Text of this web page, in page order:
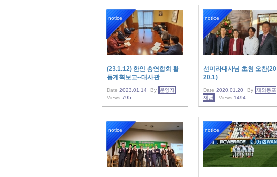
notice
(23.1.12) 한인 총연합회 활
동계획보고--대사관
Date 2023.01.14 By
운영자
Views 795
notice
선미라대사님 초청 오찬(20
20.1)
Date 2020.01.20 By 재외동포
재단
Views 1494
notice notice